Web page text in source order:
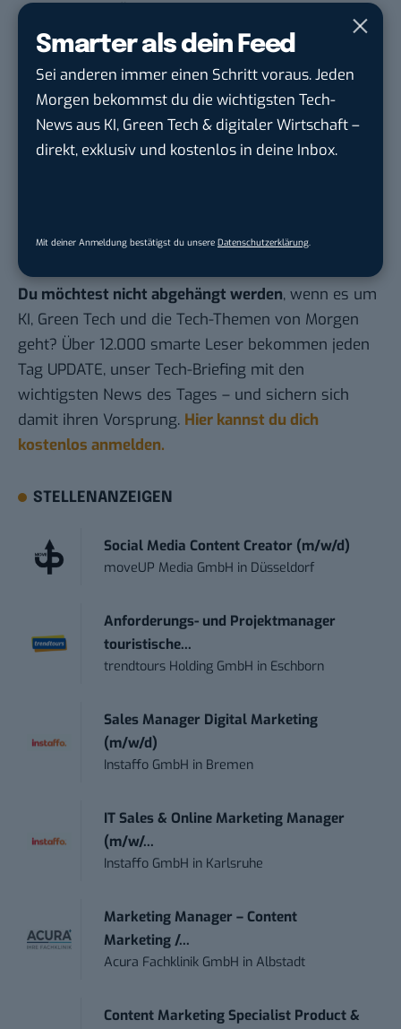
Smarter als dein Feed
Sei anderen immer einen Schritt voraus. Jeden
Morgen bekommst du die wichtigsten Tech-
News aus KI, Green Tech & digitaler Wirtschaft –
direkt, exklusiv und kostenlos in deine Inbox.
Mit deiner Anmeldung bestätigst du unsere Datenschutzerklärung
Anordnung über die Verwendung der
Verkehrsdaten erforderlich. Verkehrsdaten sind
Daten zu den Umständen der Kommunikation
wie etwa die Zuordnung einer Nummer zu einem
Anschlussinhaber oder die Zeitdauer, wann
zwischen zwei Anschlüssen eine Verbindung
bestand.
der Definition der Verkehrsdaten nicht klar.
Du möchtest nicht abgehängt werden, wenn es um
KI, Green Tech und die Tech-Themen von Morgen
geht? Über 12.000 smarte Leser bekommen jeden
Tag UPDATE, unser Tech-Briefing mit den
wichtigsten News des Tages – und sichern sich
damit ihren Vorsprung. Hier kannst du dich
kostenlos anmelden.
STELLENANZEIGEN
Social Media Content Creator (m/w/d)
moveUP Media GmbH in Düsseldorf
Anforderungs- und Projektmanager
touristische...
trendtours Holding GmbH in Eschborn
Sales Manager Digital Marketing
(m/w/d)
Instaffo GmbH in Bremen
IT Sales & Online Marketing Manager
(m/w/...
Instaffo GmbH in Karlsruhe
Marketing Manager – Content
Marketing /...
Acura Fachklinik GmbH inAlbstadt
Content Marketing Specialist Product &